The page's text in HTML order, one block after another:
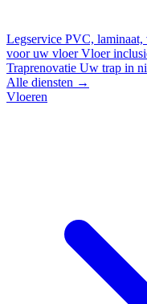
Legservice PVC, laminaat,
voor uw vloer Vloer
Traprenovatie Uw trap in
Alle diensten →
Vloeren